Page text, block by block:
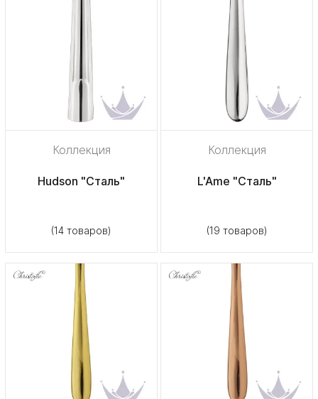
Коллекция
Hudson "Сталь"
(14 товаров)
Коллекция
L'Ame "Сталь"
(19 товаров)